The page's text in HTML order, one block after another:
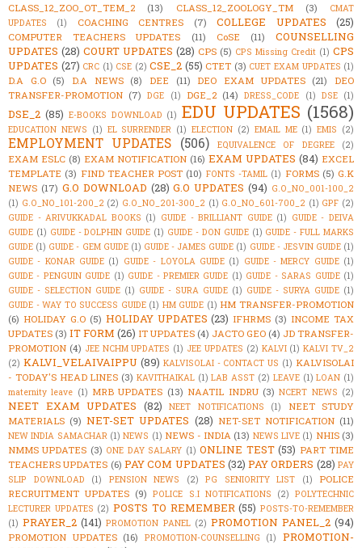
CLASS_12_ZOO_OT_TEM_2
(13) CLASS_12_ZOOLOGY_TM (3)
CMAT
UPDATES
(1) COACHING CENTRES (7) COLLEGE UPDATES (25)
COMPUTER TEACHERS UPDATES (11) CoSE (11)
COUNSELLING
UPDATES (28) COURT UPDATES (28) CPS (5) CPS Missing Credit (1) CPS
UPDATES (27) CRC (1) CSE (2) CSE_2 (55) CTET (3) CUET EXAM UPDATES (1)
D.A G.O (5) D.A NEWS (8) DEE (11) DEO EXAM UPDATES (21)
DEO
TRANSFER-PROMOTION (7) DGE (1) DGE_2 (14) DRESS_CODE (1) DSE (1)
DSE_2 (85) E-BOOKS DOWNLOAD (1) EDU UPDATES (1568)
EDUCATION NEWS (1) EL SURRENDER (1) ELECTION (2) EMAIL ME (1) EMIS (2)
EMPLOYMENT UPDATES (506) EQUIVALENCE OF DEGREE (2)
EXAM ESLC (8) EXAM NOTIFICATION (16) EXAM UPDATES (84) EXCEL
TEMPLATE (3) FIND TEACHER POST (10) FONTS -TAMIL (1) FORMS (5) G.K
NEWS (17) G.O DOWNLOAD (28) G.O UPDATES (94) G.O_NO_001-100_2
(1) G.O_NO_101-200_2 (2) G.O_NO_201-300_2 (1) G.O_NO_601-700_2 (1) GPF (2)
GUIDE - ARIVUKKADAL BOOKS (1) GUIDE - BRILLIANT GUIDE (1) GUIDE - DEIVA
GUIDE (1) GUIDE - DOLPHIN GUIDE (1) GUIDE - DON GUIDE (1) GUIDE - FULL MARKS
GUIDE (1) GUIDE - GEM GUIDE (1) GUIDE - JAMES GUIDE (1) GUIDE - JESVIN GUIDE (1)
GUIDE - KONAR GUIDE (1) GUIDE - LOYOLA GUIDE (1) GUIDE - MERCY GUIDE (1)
GUIDE - PENGUIN GUIDE (1) GUIDE - PREMIER GUIDE (1) GUIDE - SARAS GUIDE (1)
GUIDE - SELECTION GUIDE (1) GUIDE - SURA GUIDE (1) GUIDE - SURYA GUIDE (1)
GUIDE - WAY TO SUCCESS GUIDE (1) HM GUIDE (1) HM TRANSFER-PROMOTION
(6) HOLIDAY G.O (5) HOLIDAY UPDATES (23) IFHRMS (3) INCOME TAX
UPDATES (3) IT FORM (26) IT UPDATES (4) JACTO GEO (4) JD TRANSFER-
PROMOTION (4) JEE NCHM UPDATES (1) JEE UPDATES (2) KALVI (1) KALVI TV_2
(2) KALVI_VELAIVAIPPU (89) KALVISOLAI - CONTACT US (1) KALVISOLAI
- TODAY'S HEAD LINES (3) KAVITHAIKAL (1) LAB ASST (2) LEAVE (1) LOAN (1)
maternity leave (1) MRB UPDATES (13) NAATIL INDRU (3) NCERT NEWS (2)
NEET EXAM UPDATES (82) NEET NOTIFICATIONS (1)
NEET STUDY
MATERIALS (9) NET-SET UPDATES (28) NET-SET NOTIFICATION (11)
NEW INDIA SAMACHAR (1) NEWS (1) NEWS - INDIA (13) NEWS LIVE (1) NHIS (3)
NMMS UPDATES (3) ONE DAY SALARY (1) ONLINE TEST (53) PART TIME
TEACHERS UPDATES (6) PAY COM UPDATES (32) PAY ORDERS (28) PAY
SLIP DOWNLOAD
(1) PENSION NEWS (2) PG SENIORITY LIST (1)
POLICE
RECRUITMENT UPDATES (9) POLICE S.I NOTIFICATIONS (2) POLYTECHNIC
LECTURER UPDATES (2) POSTS TO REMEMBER (55) POSTS-TO-REMEMBER
(1) PRAYER_2 (141) PROMOTION PANEL (2) PROMOTION PANEL_2 (94)
PROMOTION UPDATES (16) PROMOTION-COUNSELLING (1)
PROMOTION-